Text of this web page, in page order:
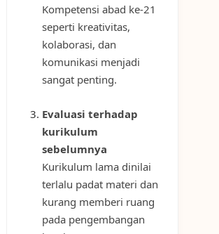
Kompetensi abad ke-21
seperti kreativitas,
kolaborasi, dan
komunikasi menjadi
sangat penting.
Evaluasi terhadap
kurikulum
sebelumnya
Kurikulum lama dinilai
terlalu padat materi dan
kurang memberi ruang
pada pengembangan